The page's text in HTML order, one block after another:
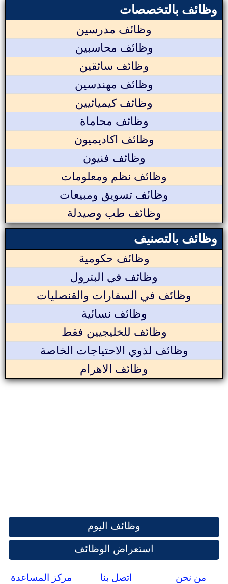
وظائف بالتخصصات
وظائف مدرسين
وظائف محاسبين
وظائف سائقين
وظائف مهندسين
وظائف كيميائيين
وظائف محاماة
وظائف اكاديميون
وظائف فنيون
وظائف نظم ومعلومات
وظائف تسويق ومبيعات
وظائف طب وصيدلة
وظائف بالتصنيف
وظائف حكومية
وظائف في البترول
وظائف في السفارات والقنصليات
وظائف نسائية
وظائف للخليجيين فقط
وظائف لذوي الاحتياجات الخاصة
وظائف الاهرام
وظائف اليوم
استعراض الوظائف
من نحن اتصل بنا مركز المساعدة